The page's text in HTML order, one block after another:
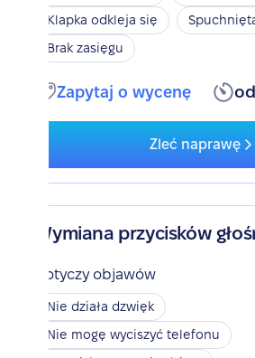
Klapka odkleja się
Brak zasięgu
Zapytaj o wycenę
Zleć naprawę
Wymiana przycisków
Dotyczy objawów
Nie działa dzwięk
Nie mogę wyciszyć telefonu